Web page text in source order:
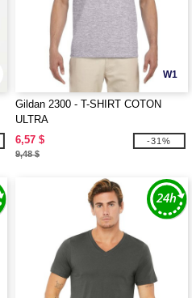
W1
Gildan 2300 - T-SHIRT COTON
ULTRA
6,57 $
9,48 $
-31%